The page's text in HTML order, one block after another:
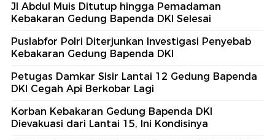
Jl Abdul Muis Ditutup hingga Pemadaman
Kebakaran Gedung Bapenda DKI Selesai
Puslabfor Polri Diterjunkan Investigasi Penyebab
Kebakaran Gedung Bapenda DKI
Petugas Damkar Sisir Lantai 12 Gedung Bapenda
DKI Cegah Api Berkobar Lagi
Korban Kebakaran Gedung Bapenda DKI
Dievakuasi dari Lantai 15, Ini Kondisinya